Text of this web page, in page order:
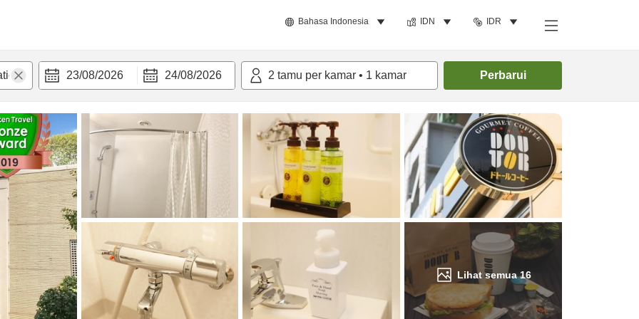
Bahasa Indonesia IDN IDR
23/08/2026 24/08/2026 2 tamu per kamar • 1 kamar Perbarui
Lihat semua16
Cari kamar